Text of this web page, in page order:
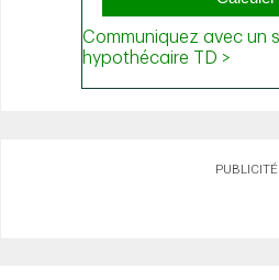
PUBLICITÉ